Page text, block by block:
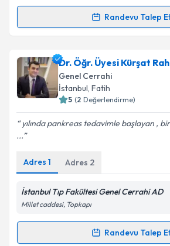
kapsamda işlenmesini kabul
Randevu Talep
Randevu Takvimi Talebi
Op. Dr. Enver Özkurtiçin
oluşturun. Size bu uzmandan
takvim hazırlandığında e-posta ile
Kişisel verilerimin işlenmesine
Metni'ni okudum ve kişisel
kapsamda işlenmesini kabul
Takvim Talebini
Dr. Öğr. Üyesi Kürşat
Genel Cerrahi
İstanbul, Fatih
5 (2 Değerlendirme)
yılında pankreas tedavimle başlayan , bir
...
Adres 1 Adres 2
İstanbul Tıp Fakültesi Genel Cerrahi AD
Millet caddesi, Topkapı
Randevu Talep
Randevu Takvimi Talebi